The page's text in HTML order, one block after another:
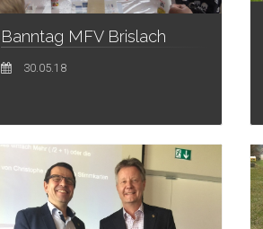
Banntag MFV Brislach
30.05.18